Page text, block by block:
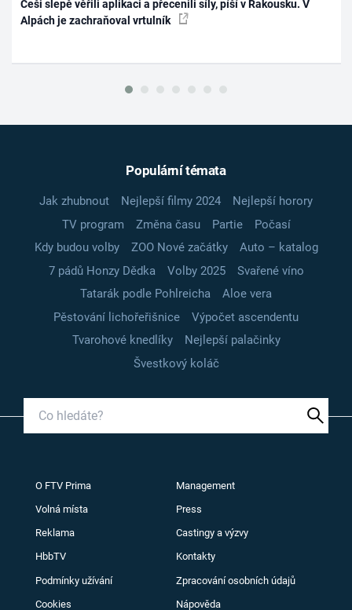
Češi slepě věřili aplikaci a přecenili síly, píší v Rakousku. V
Alpách je zachraňoval vrtulník
Populární témata
Jak zhubnout Nejlepší filmy 2024
Nejlepší horory
TV program
Změna času Partie
Počasí
Kdy budou volby
ZOO Nové začátky
Auto – katalog
7 pádů Honzy Dědka
Volby 2025
Svařené víno
Tatarák podle Pohlreicha
Aloe vera
Pěstování lichořeřišnice
Výpočet ascendentu
Tvarohové knedlíky
Nejlepší palačinky
Švestkový koláč
O FTV Prima Management
Volná místa Press
Reklama Castingy a výzvy
HbbTV Kontakty
Podmínky užívání Zpracování osobních údajů
Cookies Nápověda